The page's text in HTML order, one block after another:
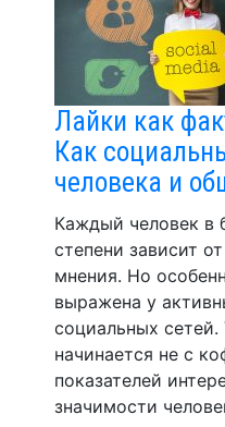
Лайки как
Как
человека и
Каждый человек в
степени зависит
мнения. Но
выражена у
социальных
начинается не с
показателей
значимости